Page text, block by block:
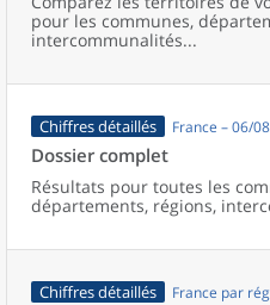
pour les communes,
intercommunalités...
Chiffres détaillés France – 06/
Dossier complet
Résultats pour toutes les
départements, régions,
Chiffres détaillés
France par